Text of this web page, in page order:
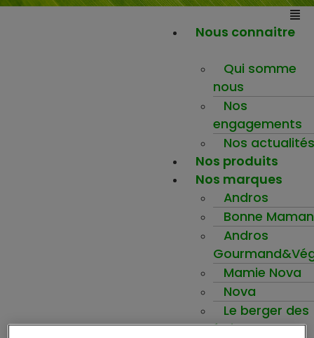
Nous connaitre
Qui somme
nous
Nos
engagements
Nos actualités
Nos produits
Nos marques
Andros
Bonne Maman
Andros
Mamie Nova
Nova
Le berger des
fruits